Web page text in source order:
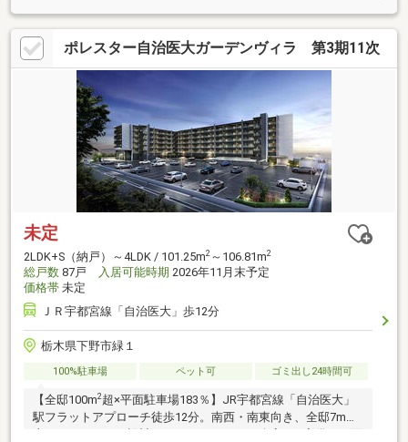
ポレスター自治医大ガーデンヴィラ 第3期11次
未定
2LDK+S（納戸）～4LDK / 101.25m2 ～106.81m2
総戸数 87戸 入居可能時期 2026年11月末予定
価格帯 未定
ＪＲ宇都宮線「自治医大」歩12分
栃木県下野市緑１
100%駐車場 ペット可 ゴミ出し24時間可
【全邸100m2超×平面駐車場183％】JR宇都宮線「自治医大」
駅フラットアプローチ徒歩12分。南西・南東向き、全邸7m以